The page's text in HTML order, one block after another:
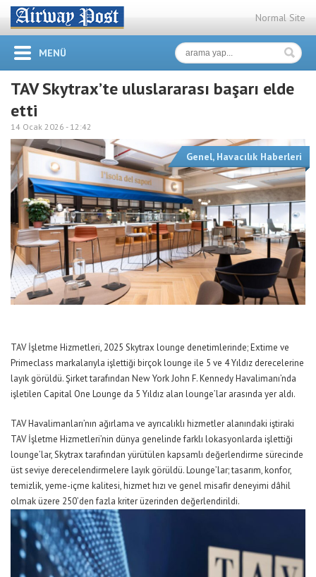
Normal Site
MENÜ
TAV Skytrax’te uluslararası başarı elde
etti
14 Ocak 2026 - 12:42
Genel, Havacılık Haberleri
TAV İşletme Hizmetleri, 2025 Skytrax lounge denetimlerinde; Extime ve
Primeclass markalarıyla işlettiği birçok lounge ile 5 ve 4 Yıldız derecelerine
layık görüldü. Şirket tarafından New York John F. Kennedy Havalimanı’nda
işletilen Capital One Lounge da 5 Yıldız alan lounge’lar arasında yer aldı.
TAV Havalimanları’nın ağırlama ve ayrıcalıklı hizmetler alanındaki iştiraki
TAV İşletme Hizmetleri’nin dünya genelinde farklı lokasyonlarda işlettiği
lounge’lar, Skytrax tarafından yürütülen kapsamlı değerlendirme sürecinde
üst seviye derecelendirmelere layık görüldü. Lounge’lar; tasarım, konfor,
temizlik, yeme-içme kalitesi, hizmet hızı ve genel misafir deneyimi dâhil
olmak üzere 250’den fazla kriter üzerinden değerlendirildi.